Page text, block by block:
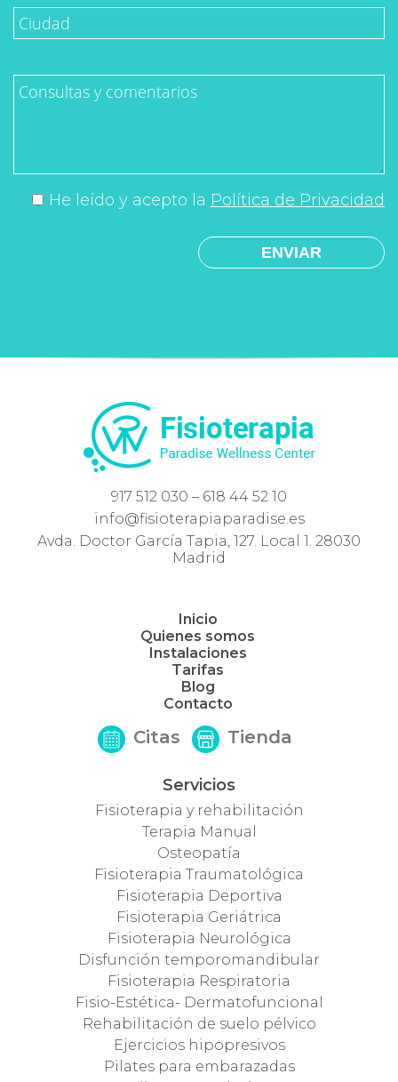
He leído y acepto la Política de Privacidad
917 512 030 – 618 44 52 10
info@fisioterapiaparadise.es
Avda. Doctor García Tapia, 127. Local 1. 28030
Madrid
Inicio
Quienes somos
Instalaciones
Tarifas
Blog
Contacto
Citas Tienda
Servicios
Fisioterapia y rehabilitación
Terapia Manual
Osteopatía
Fisioterapia Traumatológica
Fisioterapia Deportiva
Fisioterapia Geriátrica
Fisioterapia Neurológica
Disfunción temporomandibular
Fisioterapia Respiratoria
Fisio-Estética- Dermatofuncional
Rehabilitación de suelo pélvico
Ejercicios hipopresivos
Pilates para embarazadas